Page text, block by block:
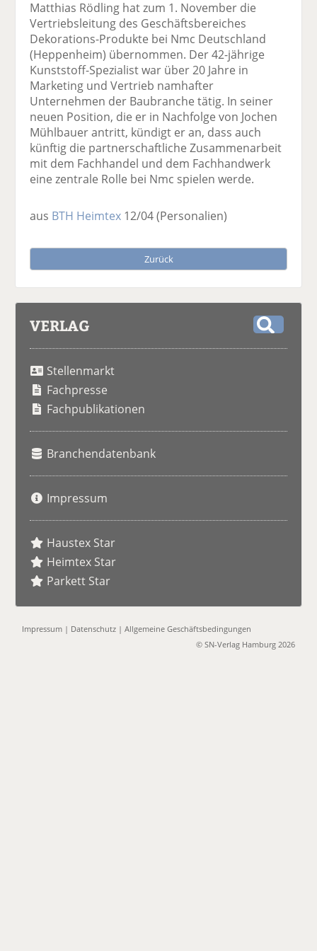
Matthias Rödling hat zum 1. November die
Vertriebsleitung des Geschäftsbereiches
Dekorations-Produkte bei Nmc Deutschland
(Heppenheim) übernommen. Der 42-jährige
Kunststoff-Spezialist war über 20 Jahre in
Marketing und Vertrieb namhafter
Unternehmen der Baubranche tätig. In seiner
neuen Position, die er in Nachfolge von Jochen
Mühlbauer antritt, kündigt er an, dass auch
künftig die partnerschaftliche Zusammenarbeit
mit dem Fachhandel und dem Fachhandwerk
eine zentrale Rolle bei Nmc spielen werde.
aus BTH Heimtex 12/04(Personalien)
Zurück
VERLAG
Stellenmarkt
Fachpresse
Fachpublikationen
Branchendatenbank
Impressum
Haustex Star
Heimtex Star
Parkett Star
Impressum | Datenschutz |Allgemeine Geschäftsbedingungen
© SN-Verlag Hamburg 2026